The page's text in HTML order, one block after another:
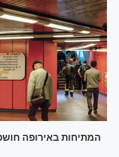
המתיחות באירופה